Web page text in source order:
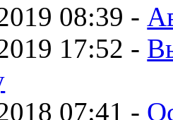
08:39 -
17:52 -
07:41 -